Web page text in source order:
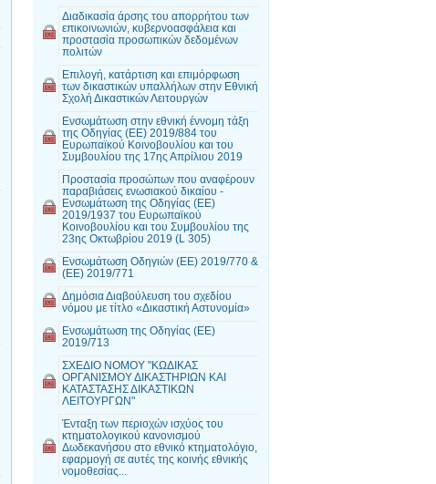
Διαδικασία άρσης του απορρήτου των
επικοινωνιών, κυβερνοασφάλεια και
προστασία προσωπικών δεδομένων
πολιτών
Επιλογή, κατάρτιση και επιμόρφωση
των δικαστικών υπαλλήλων στην Εθνική
Σχολή Δικαστικών Λειτουργών
Ενσωμάτωση στην εθνική έννομη τάξη
της Οδηγίας (ΕΕ) 2019/884 του
Ευρωπαϊκού Κοινοβουλίου και του
Συμβουλίου της 17ης Απρίλιου 2019
Προστασία προσώπων που αναφέρουν
παραβιάσεις ενωσιακού δικαίου -
Ενσωμάτωση της Οδηγίας (ΕΕ)
2019/1937 του Ευρωπαϊκού
Κοινοβουλίου και του Συμβουλίου της
23ης Οκτωβρίου 2019 (L 305)
Ενσωμάτωση Οδηγιών (ΕΕ) 2019/770 &
(ΕΕ) 2019/771
Δημόσια Διαβούλευση του σχεδίου
νόμου με τίτλο «Δικαστική Αστυνομία»
Ενσωμάτωση της Οδηγίας (ΕΕ)
2019/713
ΣΧΕΔΙΟ ΝΟΜΟΥ "ΚΩΔΙΚΑΣ
ΟΡΓΑΝΙΣΜΟΥ ΔΙΚΑΣΤΗΡΙΩΝ ΚΑΙ
ΚΑΤΑΣΤΑΣΗΣ ΔΙΚΑΣΤΙΚΩΝ
ΛΕΙΤΟΥΡΓΩΝ"
Ένταξη των περιοχών ισχύος του
κτηματολογικού κανονισμού
Δωδεκανήσου στο εθνικό κτηματολόγιο,
εφαρμογή σε αυτές της κοινής εθνικής
νομοθεσίας...